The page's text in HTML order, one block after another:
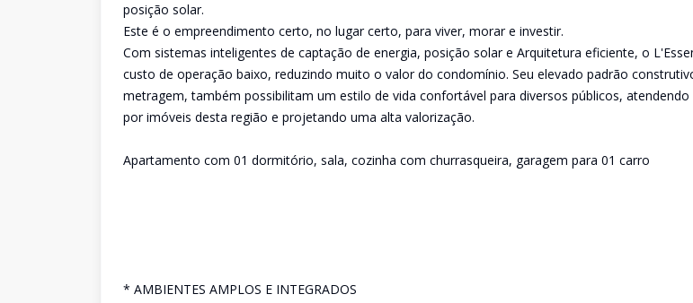
posição solar.
Este é o empreendimento certo, no lugar certo, para viver, morar e investir.
Com sistemas inteligentes de captação de energia, posição solar e Arquitetura eficiente, o
custo de operação baixo, reduzindo muito o valor do condomínio. Seu elevado padrão
metragem, também possibilitam um estilo de vida confortável para diversos públicos, atendendo
por imóveis desta região e projetando uma alta valorização.
Apartamento com 01 dormitório, sala, cozinha com churrasqueira, garagem para 01 carro
* AMBIENTES AMPLOS E INTEGRADOS